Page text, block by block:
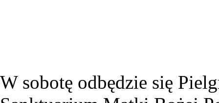
W sobotę odbędzie się